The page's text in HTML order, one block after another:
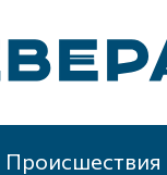
Происшествия